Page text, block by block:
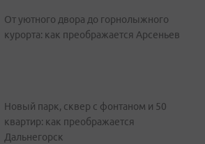
От уютного двора до горнолыжного
курорта: как преображается Арсеньев
Новый парк, сквер с фонтаном и 50
квартир: как преображается
Дальнегорск